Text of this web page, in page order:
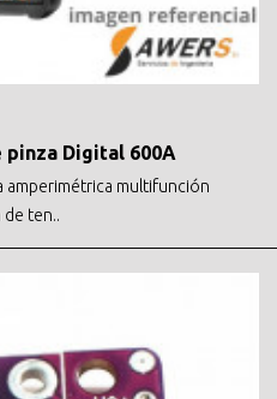
pinza Digital 600A
amperimétrica multifunción
ten..